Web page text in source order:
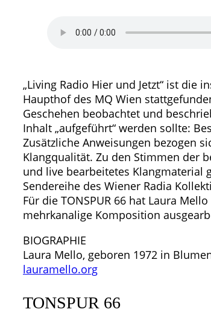
„Living Radio Hier und Jetzt“ ist die
Haupthof des MQ Wien
Geschehen beobachtet und
Inhalt „aufgeführt“ werden sollte:
Zusätzliche Anweisungen bezogen
Klangqualität. Zu den Stimmen der
und live bearbeitetes Klangmaterial
Sendereihe des Wiener Radia
Für die TONSPUR 66 hat Laura
mehrkanalige Komposition
BIOGRAPHIE
Laura Mello, geboren 1972 in
lauramello.org
TONSPUR 66